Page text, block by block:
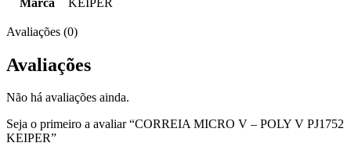
Avaliações (0)
Avaliações
Não há avaliações ainda.
Seja o primeiro a avaliar “CORREIA MICRO V – POLY V PJ1752
KEIPER”